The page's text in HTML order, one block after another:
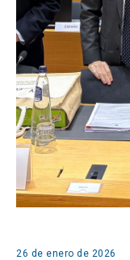
26 de enero de 2026